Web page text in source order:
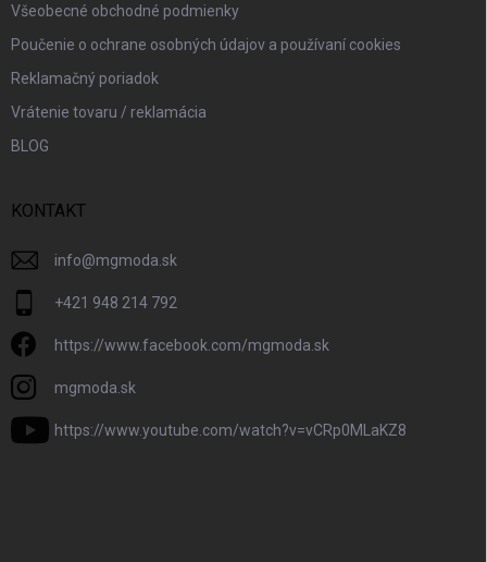
Všeobecné obchodné podmienky
Poučenie o ochrane osobných údajov a používaní cookies
Reklamačný poriadok
Vrátenie tovaru / reklamácia
BLOG
KONTAKT
info@mgmoda.sk
+421 948 214 792
https://www.facebook.com/mgmoda.sk
mgmoda.sk
https://www.youtube.com/watch?v=vCRp0MLaKZ8